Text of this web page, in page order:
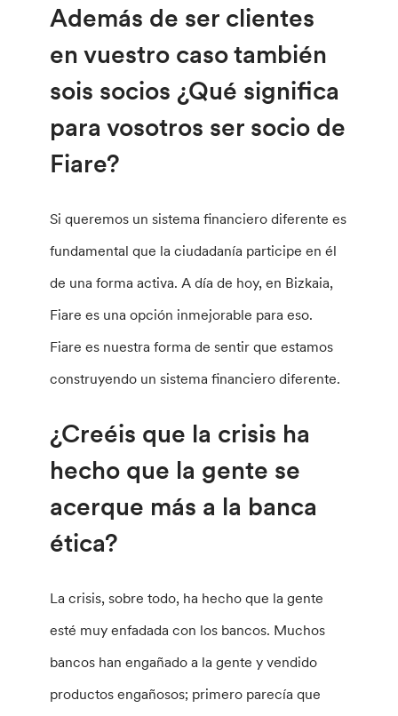
Además de ser clientes
en vuestro caso también
sois socios ¿Qué significa
para vosotros ser socio de
Fiare?
Si queremos un sistema financiero diferente es
fundamental que la ciudadanía participe en él
de una forma activa. A día de hoy, en Bizkaia,
Fiare es una opción inmejorable para eso.
Fiare es nuestra forma de sentir que estamos
construyendo un sistema financiero diferente.
¿Creéis que la crisis ha
hecho que la gente se
acerque más a la banca
ética?
La crisis, sobre todo, ha hecho que la gente
esté muy enfadada con los bancos. Muchos
bancos han engañado a la gente y vendido
productos engañosos; primero parecía que